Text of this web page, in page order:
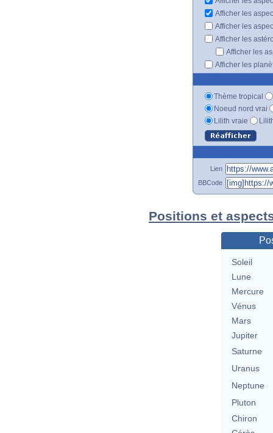
Afficher les
Afficher les
Afficher les
Afficher les
Afficher les
Thème tropical
Noeud nord vrai
Lilith vraie
Lien
BBCode
Positions et
Soleil
Lune
Mercure
Vénus
Mars
Jupiter
Saturne
Uranus
Neptune
Pluton
Chiron